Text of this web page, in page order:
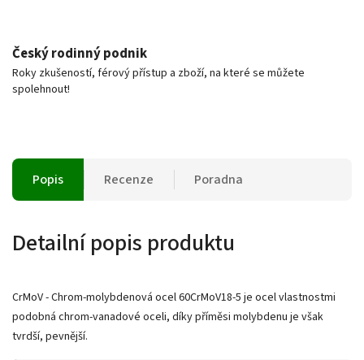
Český rodinný podnik
Roky zkušeností, férový přístup a zboží, na které se můžete
spolehnout!
Popis Recenze Poradna
Detailní popis produktu
CrMoV - Chrom-molybdenová ocel 60CrMoV18-5 je ocel vlastnostmi
podobná chrom-vanadové oceli, díky příměsi molybdenu je však
tvrdší, pevnější.